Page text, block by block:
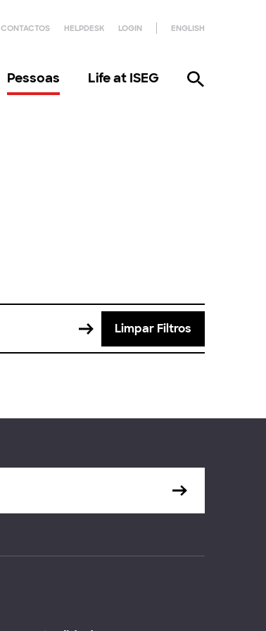
CONTACTOS HELPDESK LOGIN ENGLISH
Pessoas Life at ISEG
Limpar Filtros